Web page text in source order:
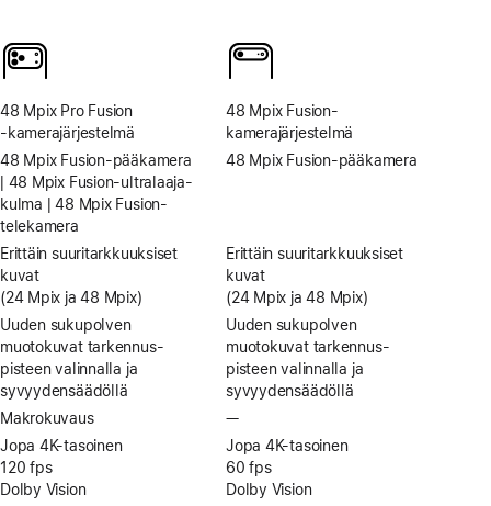
48 Mpix Pro Fusion
‑kamerajärjestelmä
48 Mpix Fusion-pääkamera
| 48 Mpix Fusion-ultra­laaja­
kulma | 48 Mpix Fusion-
telekamera
Erittäin suuri­­tarkkuuksiset
kuvat
(24 Mpix ja 48 Mpix)
Uuden sukupolven
muotokuvat tarkennus­
pisteen valinnalla ja
syvyyden­säädöllä
Makrokuvaus
Jopa 4K-tasoinen
120 fps
Dolby Vision
48 Mpix Fusion-
kamerajärjestelmä
48 Mpix Fusion-pääkamera
Erittäin suuri­­tarkkuuksiset
kuvat
(24 Mpix ja 48 Mpix)
Uuden sukupolven
muotokuvat tarkennus­
pisteen valinnalla ja
syvyyden­säädöllä
—Ei
makrokuvausta
Jopa 4K-tasoinen
60 fps
Dolby Vision